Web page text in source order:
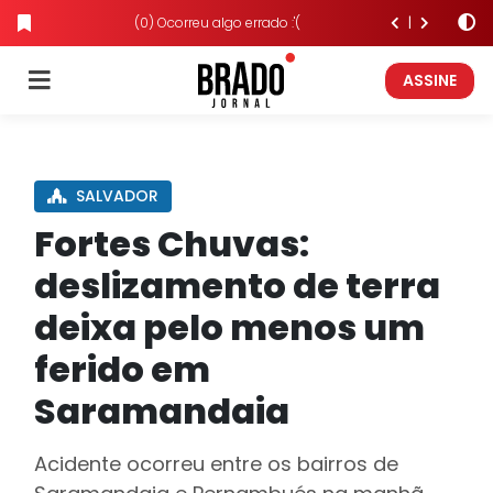
(0) Ocorreu algo errado :'(
ASSINE
SALVADOR
Fortes Chuvas:
deslizamento de terra
deixa pelo menos um
ferido em
Saramandaia
Acidente ocorreu entre os bairros de